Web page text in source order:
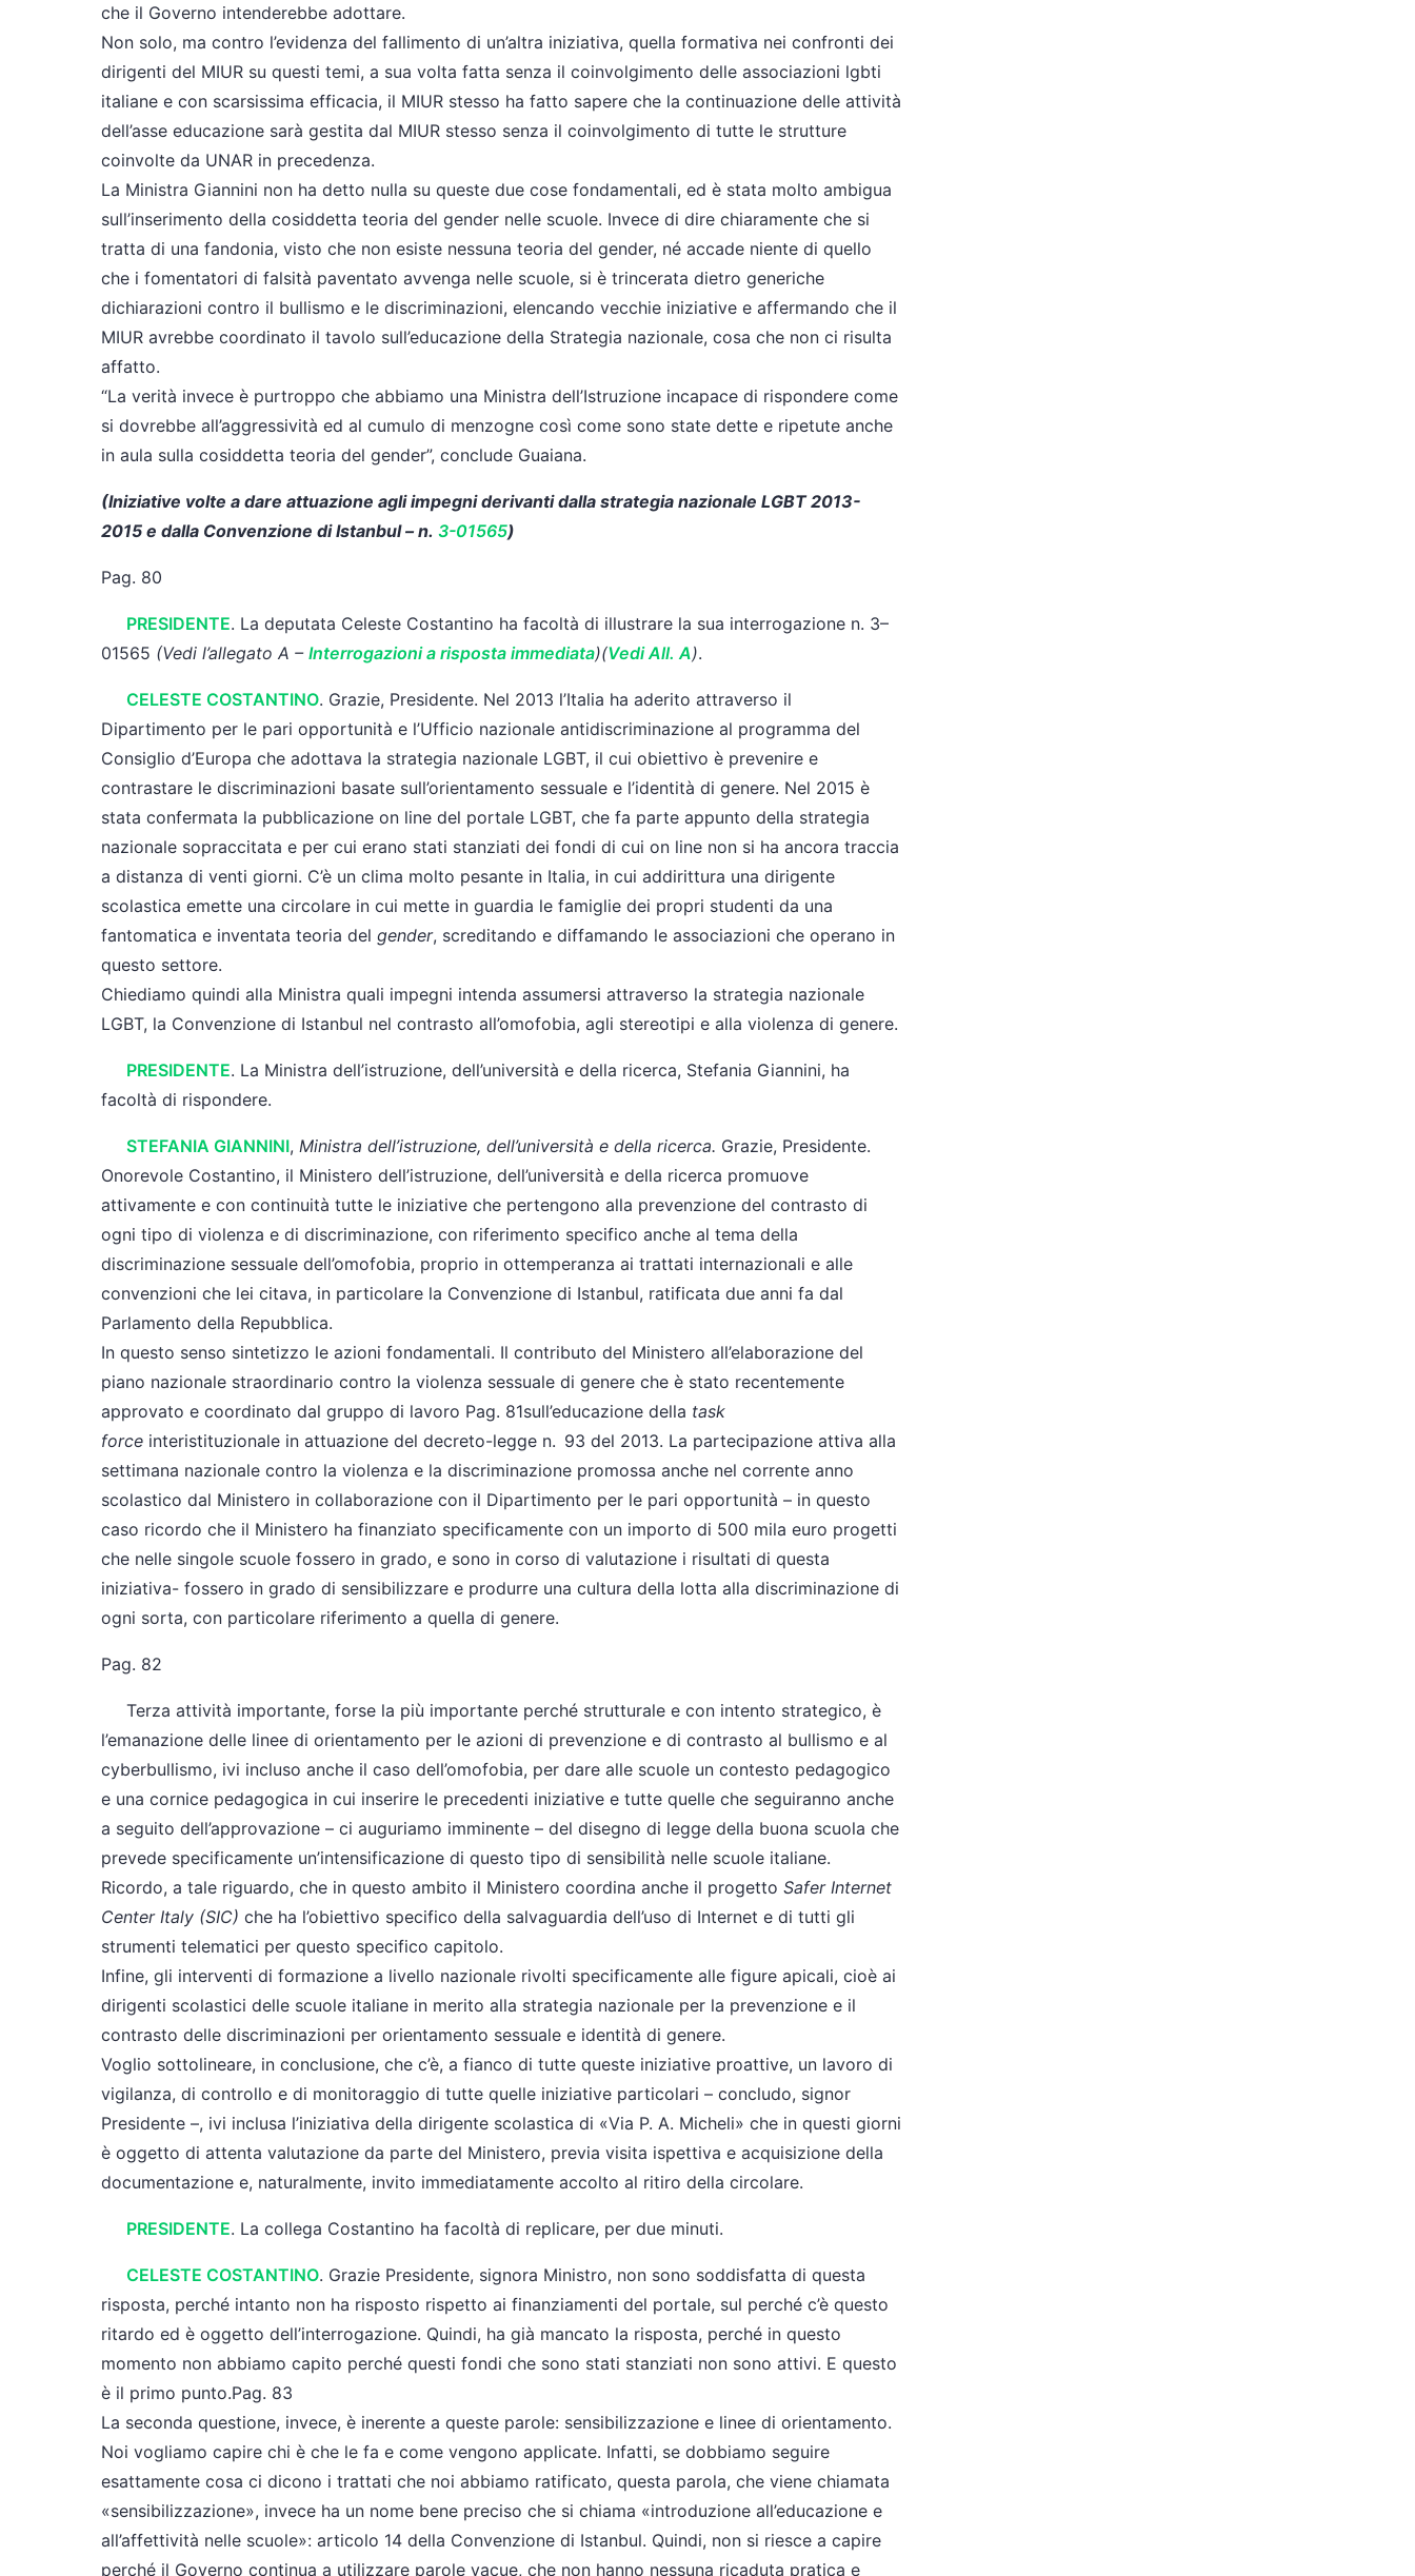
che il Governo intenderebbe adottare.
Non solo, ma contro l’evidenza del fallimento di un’altra iniziativa, quella formativa nei confronti dei
dirigenti del MIUR su questi temi, a sua volta fatta senza il coinvolgimento delle associazioni lgbti
italiane e con scarsissima efficacia, il MIUR stesso ha fatto sapere che la continuazione delle attività
dell’asse educazione sarà gestita dal MIUR stesso senza il coinvolgimento di tutte le strutture
coinvolte da UNAR in precedenza.
La Ministra Giannini non ha detto nulla su queste due cose fondamentali, ed è stata molto ambigua
sull’inserimento della cosiddetta teoria del gender nelle scuole. Invece di dire chiaramente che si
tratta di una fandonia, visto che non esiste nessuna teoria del gender, né accade niente di quello
che i fomentatori di falsità paventato avvenga nelle scuole, si è trincerata dietro generiche
dichiarazioni contro il bullismo e le discriminazioni, elencando vecchie iniziative e affermando che il
MIUR avrebbe coordinato il tavolo sull’educazione della Strategia nazionale, cosa che non ci risulta
affatto.
“La verità invece è purtroppo che abbiamo una Ministra dell’Istruzione incapace di rispondere come
si dovrebbe all’aggressività ed al cumulo di menzogne così come sono state dette e ripetute anche
in aula sulla cosiddetta teoria del gender”, conclude Guaiana.
(Iniziative volte a dare attuazione agli impegni derivanti dalla strategia nazionale LGBT 2013-
2015 e dalla Convenzione di Istanbul – n. 3-01565)
Pag. 80
PRESIDENTE. La deputata Celeste Costantino ha facoltà di illustrare la sua interrogazione n. 3–
01565 (Vedi l’allegato A – Interrogazioni a risposta immediata)(Vedi All. A).
CELESTE COSTANTINO. Grazie, Presidente. Nel 2013 l’Italia ha aderito attraverso il
Dipartimento per le pari opportunità e l’Ufficio nazionale antidiscriminazione al programma del
Consiglio d’Europa che adottava la strategia nazionale LGBT, il cui obiettivo è prevenire e
contrastare le discriminazioni basate sull’orientamento sessuale e l’identità di genere. Nel 2015 è
stata confermata la pubblicazione on line del portale LGBT, che fa parte appunto della strategia
nazionale sopraccitata e per cui erano stati stanziati dei fondi di cui on line non si ha ancora traccia
a distanza di venti giorni. C’è un clima molto pesante in Italia, in cui addirittura una dirigente
scolastica emette una circolare in cui mette in guardia le famiglie dei propri studenti da una
fantomatica e inventata teoria del gender, screditando e diffamando le associazioni che operano in
questo settore.
Chiediamo quindi alla Ministra quali impegni intenda assumersi attraverso la strategia nazionale
LGBT, la Convenzione di Istanbul nel contrasto all’omofobia, agli stereotipi e alla violenza di genere.
PRESIDENTE. La Ministra dell’istruzione, dell’università e della ricerca, Stefania Giannini, ha
facoltà di rispondere.
STEFANIA GIANNINI, Ministra dell’istruzione, dell’università e della ricerca. Grazie, Presidente.
Onorevole Costantino, il Ministero dell’istruzione, dell’università e della ricerca promuove
attivamente e con continuità tutte le iniziative che pertengono alla prevenzione del contrasto di
ogni tipo di violenza e di discriminazione, con riferimento specifico anche al tema della
discriminazione sessuale dell’omofobia, proprio in ottemperanza ai trattati internazionali e alle
convenzioni che lei citava, in particolare la Convenzione di Istanbul, ratificata due anni fa dal
Parlamento della Repubblica.
In questo senso sintetizzo le azioni fondamentali. Il contributo del Ministero all’elaborazione del
piano nazionale straordinario contro la violenza sessuale di genere che è stato recentemente
approvato e coordinato dal gruppo di lavoro Pag. 81sull’educazione della task
force interistituzionale in attuazione del decreto-legge n. 93 del 2013. La partecipazione attiva alla
settimana nazionale contro la violenza e la discriminazione promossa anche nel corrente anno
scolastico dal Ministero in collaborazione con il Dipartimento per le pari opportunità – in questo
caso ricordo che il Ministero ha finanziato specificamente con un importo di 500 mila euro progetti
che nelle singole scuole fossero in grado, e sono in corso di valutazione i risultati di questa
iniziativa- fossero in grado di sensibilizzare e produrre una cultura della lotta alla discriminazione di
ogni sorta, con particolare riferimento a quella di genere.
Pag. 82
Terza attività importante, forse la più importante perché strutturale e con intento strategico, è
l’emanazione delle linee di orientamento per le azioni di prevenzione e di contrasto al bullismo e al
cyberbullismo, ivi incluso anche il caso dell’omofobia, per dare alle scuole un contesto pedagogico
e una cornice pedagogica in cui inserire le precedenti iniziative e tutte quelle che seguiranno anche
a seguito dell’approvazione – ci auguriamo imminente – del disegno di legge della buona scuola che
prevede specificamente un’intensificazione di questo tipo di sensibilità nelle scuole italiane.
Ricordo, a tale riguardo, che in questo ambito il Ministero coordina anche il progetto Safer Internet
Center Italy (SIC) che ha l’obiettivo specifico della salvaguardia dell’uso di Internet e di tutti gli
strumenti telematici per questo specifico capitolo.
Infine, gli interventi di formazione a livello nazionale rivolti specificamente alle figure apicali, cioè ai
dirigenti scolastici delle scuole italiane in merito alla strategia nazionale per la prevenzione e il
contrasto delle discriminazioni per orientamento sessuale e identità di genere.
Voglio sottolineare, in conclusione, che c’è, a fianco di tutte queste iniziative proattive, un lavoro di
vigilanza, di controllo e di monitoraggio di tutte quelle iniziative particolari – concludo, signor
Presidente –, ivi inclusa l’iniziativa della dirigente scolastica di «Via P. A. Micheli» che in questi giorni
è oggetto di attenta valutazione da parte del Ministero, previa visita ispettiva e acquisizione della
documentazione e, naturalmente, invito immediatamente accolto al ritiro della circolare.
PRESIDENTE. La collega Costantino ha facoltà di replicare, per due minuti.
CELESTE COSTANTINO. Grazie Presidente, signora Ministro, non sono soddisfatta di questa
risposta, perché intanto non ha risposto rispetto ai finanziamenti del portale, sul perché c’è questo
ritardo ed è oggetto dell’interrogazione. Quindi, ha già mancato la risposta, perché in questo
momento non abbiamo capito perché questi fondi che sono stati stanziati non sono attivi. E questo
è il primo punto.Pag. 83
La seconda questione, invece, è inerente a queste parole: sensibilizzazione e linee di orientamento.
Noi vogliamo capire chi è che le fa e come vengono applicate. Infatti, se dobbiamo seguire
esattamente cosa ci dicono i trattati che noi abbiamo ratificato, questa parola, che viene chiamata
«sensibilizzazione», invece ha un nome bene preciso che si chiama «introduzione all’educazione e
all’affettività nelle scuole»: articolo 14 della Convenzione di Istanbul. Quindi, non si riesce a capire
perché il Governo continua a utilizzare parole vacue, che non hanno nessuna ricaduta pratica e